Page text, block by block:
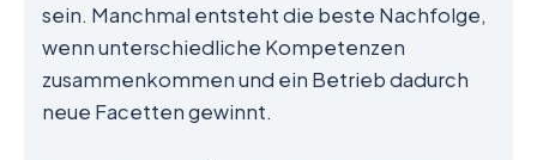
sein. Manchmal entsteht die beste Nachfolge,
wenn unterschiedliche Kompetenzen
zusammenkommen und ein Betrieb dadurch
neue Facetten gewinnt.